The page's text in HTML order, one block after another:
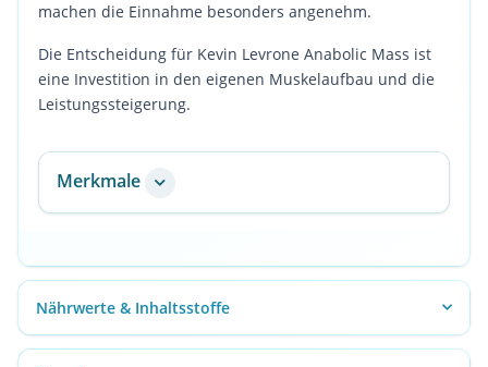
machen die Einnahme besonders angenehm.
Die Entscheidung für Kevin Levrone Anabolic Mass ist
eine Investition in den eigenen Muskelaufbau und die
Leistungssteigerung.
Merkmale
Nährwerte & Inhaltsstoffe